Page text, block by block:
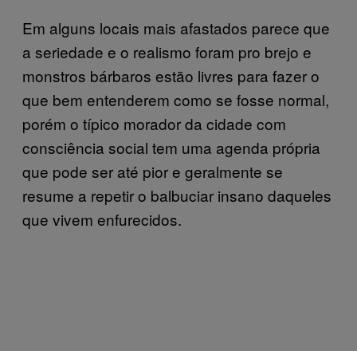
Em alguns locais mais afastados parece que
a seriedade e o realismo foram pro brejo e
monstros bárbaros estão livres para fazer o
que bem entenderem como se fosse normal,
porém o típico morador da cidade com
consciência social tem uma agenda própria
que pode ser até pior e geralmente se
resume a repetir o balbuciar insano daqueles
que vivem enfurecidos.